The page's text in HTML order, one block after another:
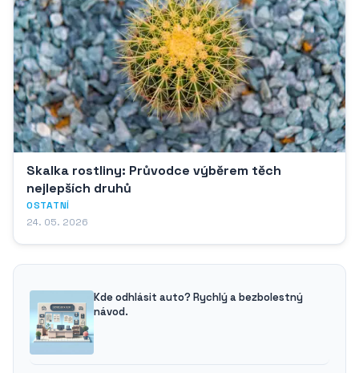
Skalka rostliny: Průvodce výběrem těch
nejlepších druhů
OSTATNÍ
24. 05. 2026
Kde odhlásit auto? Rychlý a bezbolestný
návod.